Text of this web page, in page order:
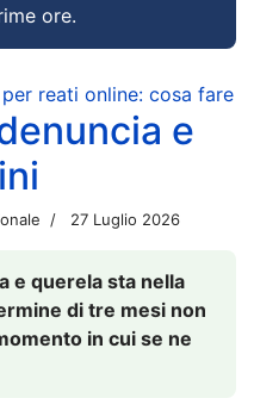
ore.
reati online: cosa fare
e
27 Luglio 2026
e querela sta nella
di tre mesi non
in cui se ne